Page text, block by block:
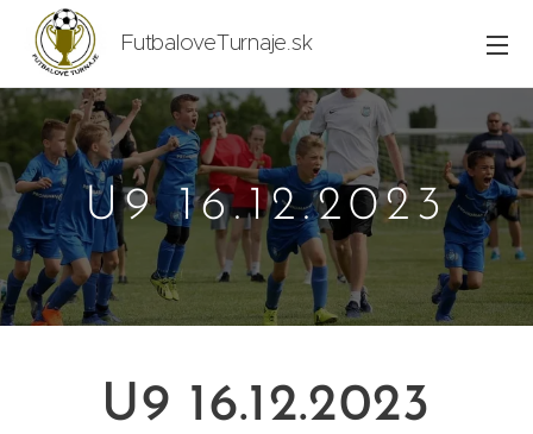
FutbaloveTurnaje.sk
U9 16.12.2023
U9 16.12.2023